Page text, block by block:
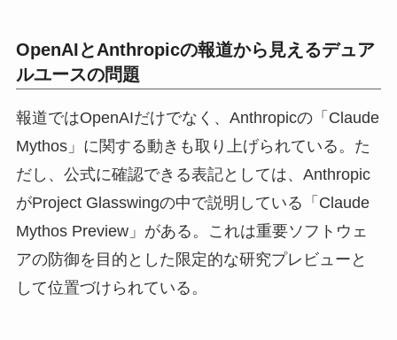
OpenAIとAnthropicの報道から見えるデュア
ルユースの問題
報道ではOpenAIだけでなく、Anthropicの「Claude
Mythos」に関する動きも取り上げられている。た
だし、公式に確認できる表記としては、Anthropic
がProject Glasswingの中で説明している「Claude
Mythos Preview」がある。これは重要ソフトウェ
アの防御を目的とした限定的な研究プレビューと
して位置づけられている。